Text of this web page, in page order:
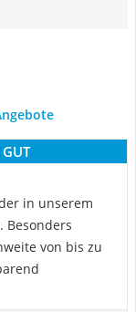
in unserem
Besonders
von bis zu